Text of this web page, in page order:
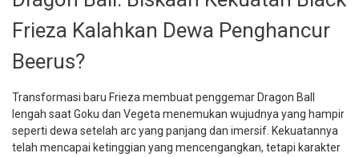
Frieza Kalahkan Dewa Penghancur
Beerus?
Transformasi baru Frieza membuat penggemar Dragon Ball
lengah saat Goku dan Vegeta menemukan wujudnya yang hampir
seperti dewa setelah arc yang panjang dan imersif. Kekuatannya
telah mencapai ketinggian yang mencengangkan, tetapi karakter